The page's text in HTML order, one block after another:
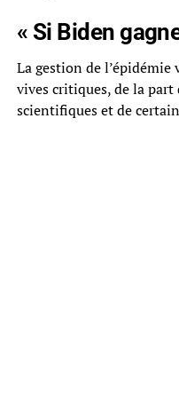
« Si Biden
La gestion de
vives critiques, de la part
scientifiques et de